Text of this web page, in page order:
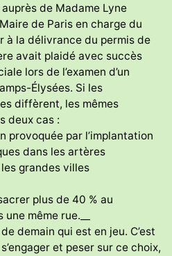
de Madame Lyne
de Paris en charge du
à la délivrance du permis de
avait plaidé avec succès
lors de l’examen d’un
Élysées. Si les
diffèrent, les mêmes
deux cas :
provoquée par l’implantation
dans les artères
grandes villes
plus de 40 % au
même rue.__
de demain qui est en jeu. C’est
et peser sur ce choix,